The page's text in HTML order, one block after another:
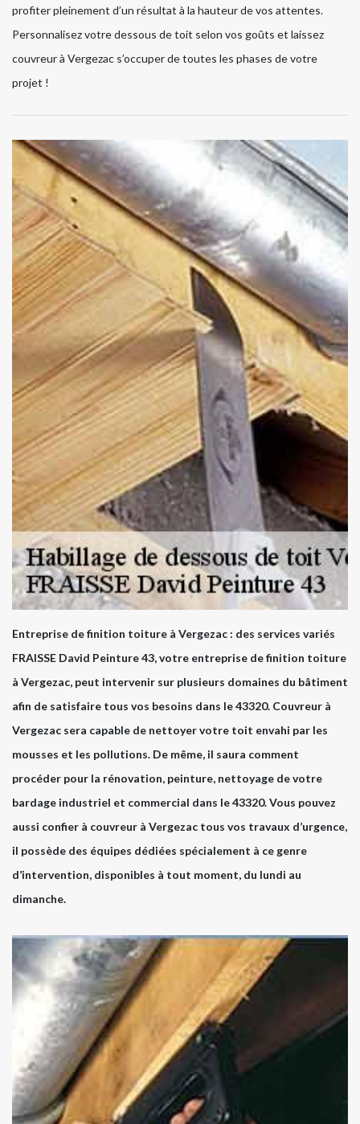
profiter pleinement d’un résultat à la hauteur de vos attentes.
Personnalisez votre dessous de toit selon vos goûts et laissez
couvreur à Vergezac s’occuper de toutes les phases de votre
projet !
Entreprise de finition toiture à Vergezac : des services variés
FRAISSE David Peinture 43, votre entreprise de finition toiture
à Vergezac, peut intervenir sur plusieurs domaines du bâtiment
afin de satisfaire tous vos besoins dans le 43320. Couvreur à
Vergezac sera capable de nettoyer votre toit envahi par les
mousses et les pollutions. De même, il saura comment
procéder pour la rénovation, peinture, nettoyage de votre
bardage industriel et commercial dans le 43320. Vous pouvez
aussi confier à couvreur à Vergezac tous vos travaux d’urgence,
il possède des équipes dédiées spécialement à ce genre
d’intervention, disponibles à tout moment, du lundi au
dimanche.